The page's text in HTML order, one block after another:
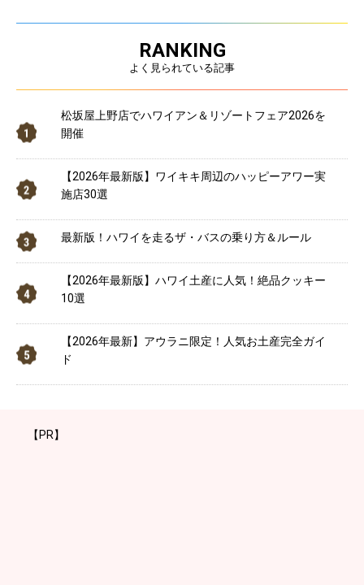
RANKING
よく見られている記事
松坂屋上野店でハワイアン＆リゾートフェア2026を
開催
【2026年最新版】ワイキキ周辺のハッピーアワー実
施店30選
最新版！ハワイを走るザ・バスの乗り方＆ルール
【2026年最新版】ハワイ土産に人気！絶品クッキー
10選
【2026年最新】アウラニ限定！人気お土産完全ガイ
ド
【PR】